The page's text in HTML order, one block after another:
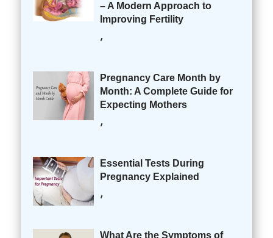
– A Modern Approach to
Improving Fertility
,
Pregnancy Care Month by
Month: A Complete Guide for
Expecting Mothers
,
Essential Tests During
Pregnancy Explained
,
What Are the Symptoms of